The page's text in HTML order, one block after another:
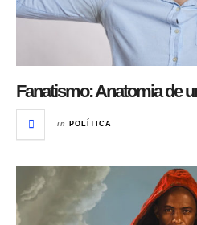
Fanatismo: Anatomia de
in POLÍTICA